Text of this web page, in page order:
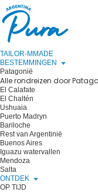
TAILOR-MMADE
BESTEMMINGEN
Patagonië
Alle rondreizen door
El Calafate
El Chaltén
Ushuaia
Puerto Madryn
Bariloche
Rest van Argentinië
Buenos Aires
Iguazu watervallen
Mendoza
Salta
ONTDEK
OP TIJD